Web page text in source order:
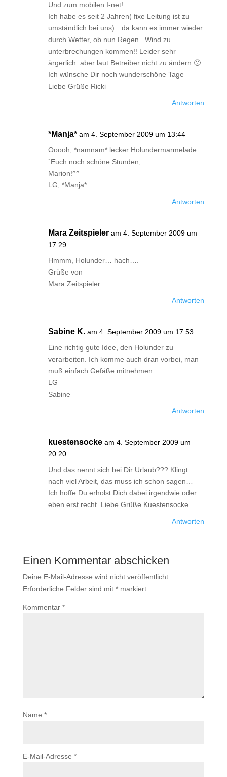
Und zum mobilen I-net!
Ich habe es seit 2 Jahren( fixe Leitung ist zu
umständlich bei uns)…da kann es immer wieder
durch Wetter, ob nun Regen . Wind zu
unterbrechungen kommen!! Leider sehr
ärgerlich..aber laut Betreiber nicht zu ändern 🙁
Ich wünsche Dir noch wunderschöne Tage
Liebe Grüße Ricki
Antworten
*Manja* am 4. September 2009 um 13:44
Ooooh, *namnam* lecker Holundermarmelade…
`Euch noch schöne Stunden,
Marion!^^
LG, *Manja*
Antworten
Mara Zeitspieler am 4. September 2009 um
17:29
Hmmm, Holunder… hach….
Grüße von
Mara Zeitspieler
Antworten
Sabine K. am 4. September 2009 um 17:53
Eine richtig gute Idee, den Holunder zu
verarbeiten. Ich komme auch dran vorbei, man
muß einfach Gefäße mitnehmen …
LG
Sabine
Antworten
kuestensocke am 4. September 2009 um
20:20
Und das nennt sich bei Dir Urlaub??? Klingt
nach viel Arbeit, das muss ich schon sagen…
Ich hoffe Du erholst Dich dabei irgendwie oder
eben erst recht. Liebe Grüße Kuestensocke
Antworten
Einen Kommentar abschicken
Deine E-Mail-Adresse wird nicht veröffentlicht.
Erforderliche Felder sind mit *markiert
Kommentar *
Name *
E-Mail-Adresse *